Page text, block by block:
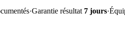
·Garantie résultat 7 jours·